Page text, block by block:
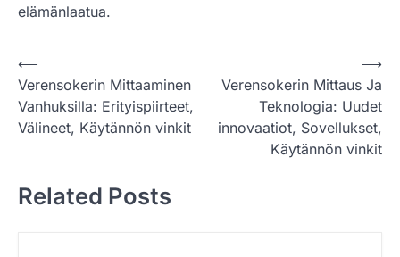
elämänlaatua.
P
o
s
a
⟵
Verensokerin Mittaaminen
Vanhuksilla: Erityispiirteet,
Välineet, Käytännön vinkit
Verensokerin Mittaus Ja
Teknologia: Uudet
innovaatiot, Sovellukset,
Käytännön vinkit
⟶
Related Posts